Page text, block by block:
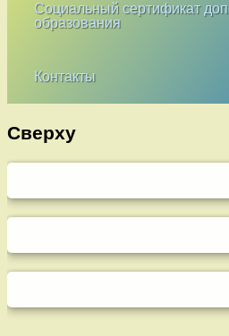
Социальный сертификат
образования
Контакты
Сверху